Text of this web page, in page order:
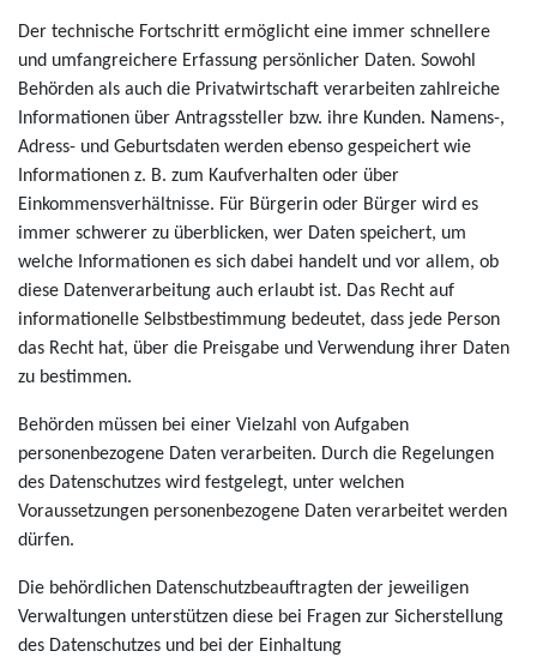
Der technische Fortschritt ermöglicht eine immer schnellere
und umfangreichere Erfassung persönlicher Daten. Sowohl
Behörden als auch die Privatwirtschaft verarbeiten zahlreiche
Informationen über Antragssteller bzw. ihre Kunden. Namens-,
Adress- und Geburtsdaten werden ebenso gespeichert wie
Informationen z. B. zum Kaufverhalten oder über
Einkommensverhältnisse. Für Bürgerin oder Bürger wird es
immer schwerer zu überblicken, wer Daten speichert, um
welche Informationen es sich dabei handelt und vor allem, ob
diese Datenverarbeitung auch erlaubt ist. Das Recht auf
informationelle Selbstbestimmung bedeutet, dass jede Person
das Recht hat, über die Preisgabe und Verwendung ihrer Daten
zu bestimmen.
Behörden müssen bei einer Vielzahl von Aufgaben
personenbezogene Daten verarbeiten. Durch die Regelungen
des Datenschutzes wird festgelegt, unter welchen
Voraussetzungen personenbezogene Daten verarbeitet werden
dürfen.
Die behördlichen Datenschutzbeauftragten der jeweiligen
Verwaltungen unterstützen diese bei Fragen zur Sicherstellung
des Datenschutzes und bei der Einhaltung